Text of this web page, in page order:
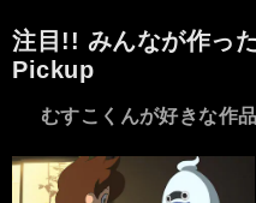
注目!! みんなが作っ
Pickup
むすこくんが好きな作品